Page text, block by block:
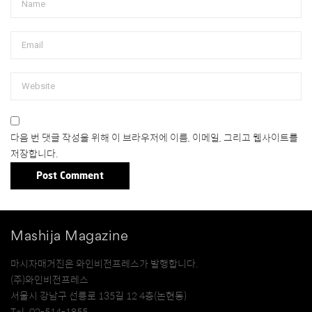
다음 번 댓글 작성을 위해 이 브라우저에 이름, 이메일, 그리고 웹사이트를
저장합니다.
Mashija Magazine
마시자매거진은 와인비전프레스가 발행합니다.
(주)와인비전프레스
서울시 강남구 선릉로 135길 12 4층(논현동)